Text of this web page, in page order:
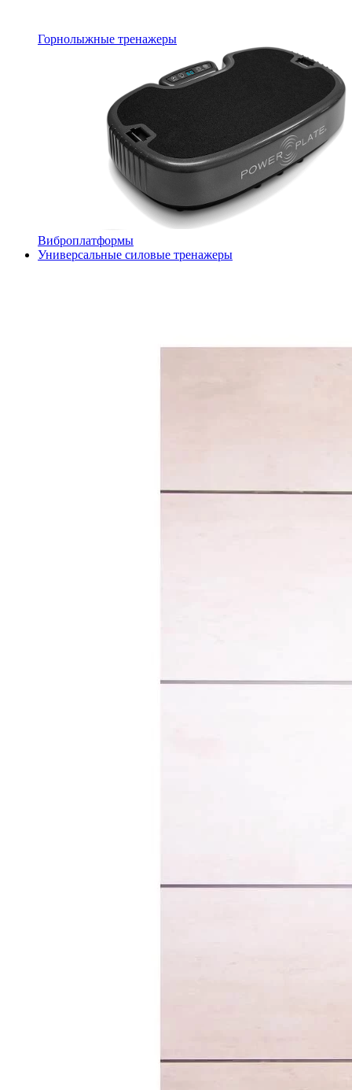
Горнолыжные тренажеры
Виброплатформы
Универсальные силовые тренажеры